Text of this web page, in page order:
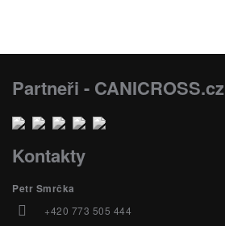
Partneři - CANICROSS.cz
Kontakty
Petr Smrčka
+420 773 505 444